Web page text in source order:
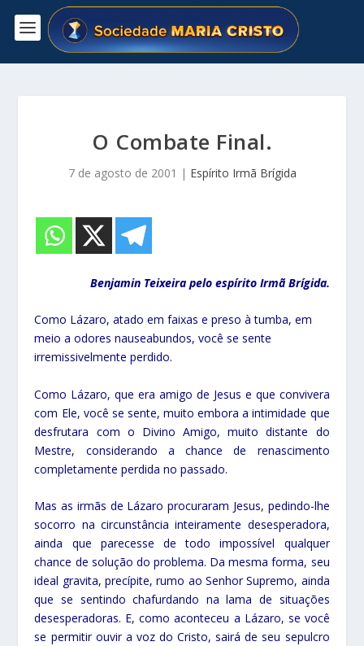
O Combate Final.
7 de agosto de 2001 | Espírito Irmã Brígida
Benjamin Teixeira pelo espírito Irmã Brígida.
Como Lázaro, atado em faixas e preso à tumba, em
meio a odores nauseabundos, você se sente
irremissivelmente perdido.
Como Lázaro, que era amigo de Jesus e que convivera
com Ele, você se sente, muito embora a intimidade que
desfrutara com o Divino Amigo, muito distante do
Mestre, considerando a chance de renascimento
completamente perdida no passado.
Mas as irmãs de Lázaro procuraram Jesus, pedindo-lhe
socorro na circunstância inteiramente desesperadora,
ainda que parecesse de todo impossível qualquer
chance de solução do problema. Da mesma forma, seu
ideal gravita, precípite, rumo ao Senhor Supremo, ainda
que se sentindo chafurdando na lama de situações
desesperadoras. E, como aconteceu a Lázaro, se você
se permitir ouvir a voz do Cristo, sairá de seu sepulcro